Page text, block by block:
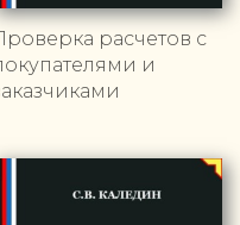
расчетов с
и